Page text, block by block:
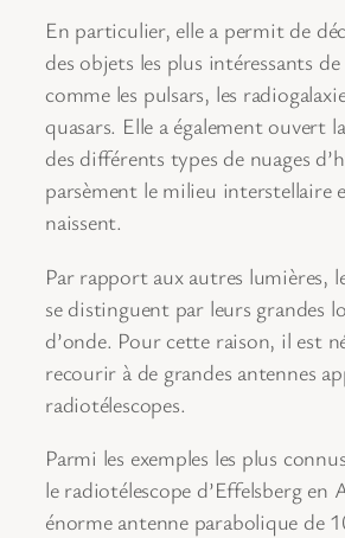
En particulier, elle a permit de
des objets les plus intéressants de
comme les pulsars, les
quasars. Elle a également ouvert
des différents types de nuages
parsèment le milieu interstellaire
naissent.
Par rapport aux autres lumières,
se distinguent par leurs grandes
d’onde. Pour cette raison, il est
recourir à de grandes antennes
radiotélescopes.
Parmi les exemples les plus
le radiotélescope d’Effelsberg en
énorme antenne parabolique de